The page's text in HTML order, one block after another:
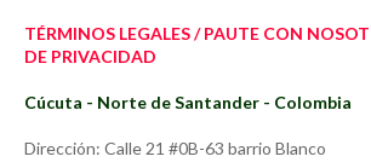
TÉRMINOS LEGALES / PAUTE CON
DE PRIVACIDAD
Cúcuta - Norte de Santander - Colombia
Dirección: Calle 21 #0B-63 barrio Blanco